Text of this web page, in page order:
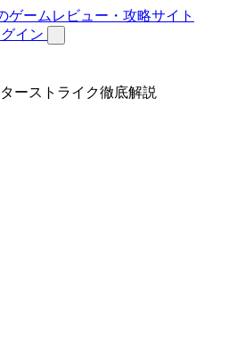
グイン
ーストライク徹底解説